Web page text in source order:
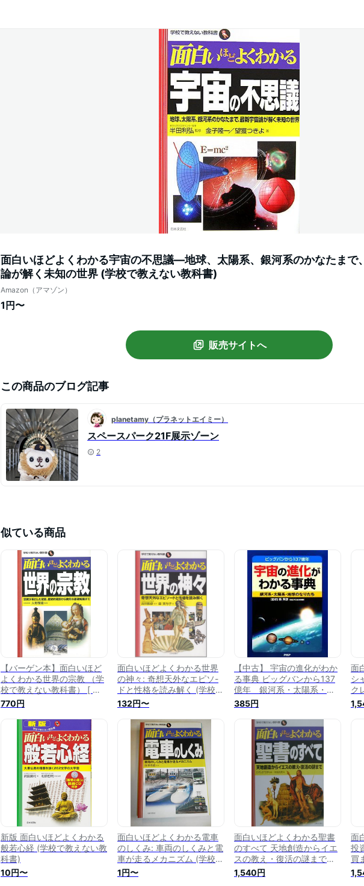
面白いほどよくわかる宇宙の不思議―地球、太陽系、銀河系のかなたまで
論が解く未知の世界 (学校で教えない教科書)
Amazon（アマゾン）
1円〜
販売サイトへ
この商品のブログ記事
planetamy（プラネットエイミー）
スペースパーク21F展示ゾーン
2
似ている商品
【バーゲン本】面白いほど
よくわかる世界の宗教 （学
校で教えない教科書） [ 大
野 輝康 ]
770円
面白いほどよくわかる世界
の神々: 奇想天外なエピソ-
ドと性格を読み解く (学校で
教えない教科書)
132円〜
【中古】 宇宙の進化がわか
る事典 ビッグバンから137
億年 銀河系・太陽系・地
球のなりたち／縣秀彦【監
修】
385円
面
シ
ク
界
い
新版 面白いほどよくわかる
般若心経 (学校で教えない教
科書)
10円〜
面白いほどよくわかる電車
のしくみ: 車両のしくみと電
車が走るメカニズム (学校で
教えない教科書)
1円〜
面白いほどよくわかる聖書
のすべて 天地創造からイエ
スの教え・復活の謎まで
（学校で教えない教科書） [
中見利男 ]
1,540円
面
投
買
わ
科